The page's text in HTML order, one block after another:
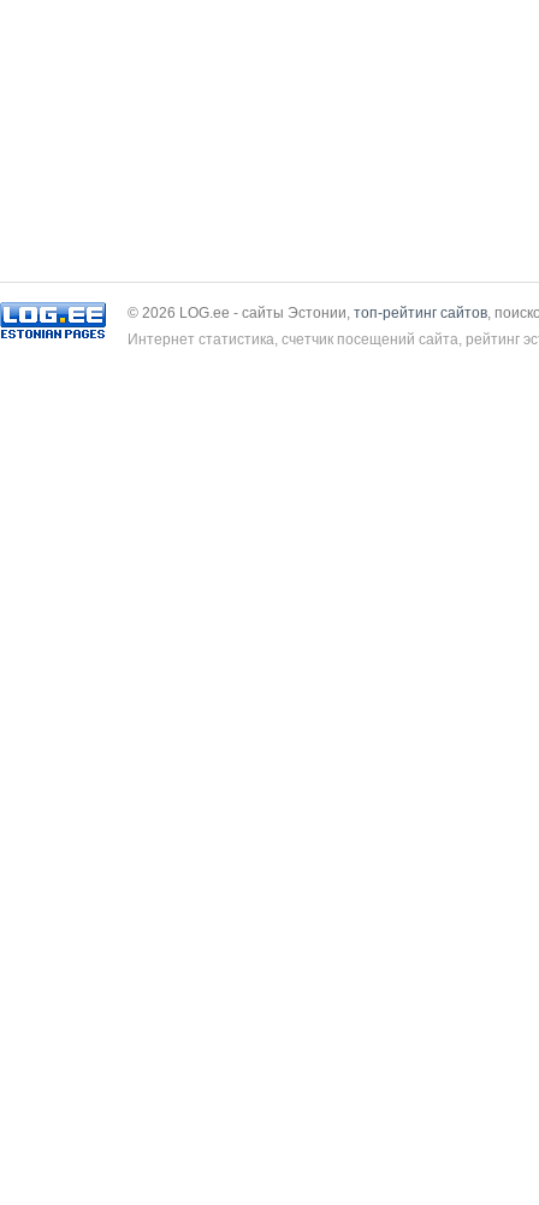
© 2026 LOG.ee - сайты Эстонии, топ-рейтинг сайтов ,
Интернет статистика, счетчик посещений сайта, рейтинг